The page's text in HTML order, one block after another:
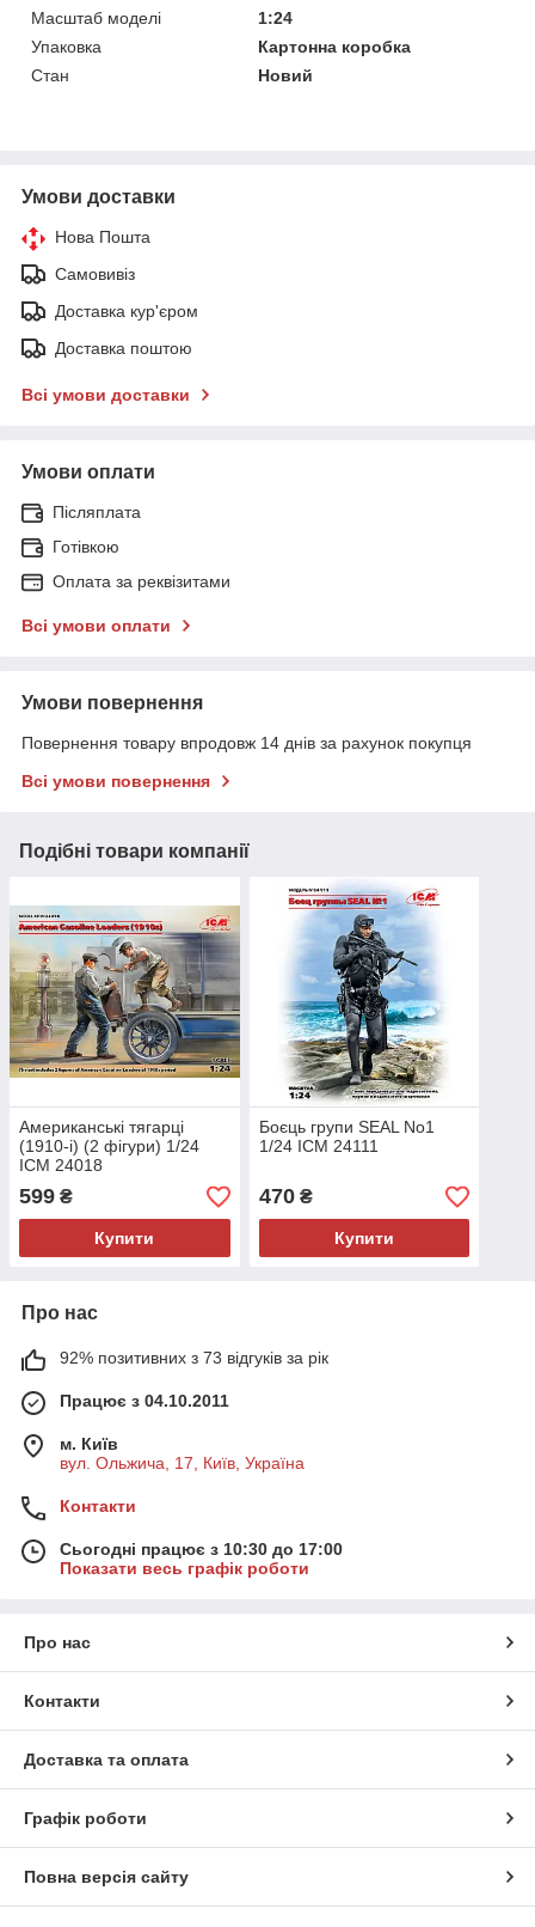
Масштаб моделі
1:24
Упаковка
Картонна коробка
Стан
Новий
Умови доставки
Нова Пошта
Самовивіз
Доставка кур'єром
Доставка поштою
Всі умови доставки
Умови оплати
Післяплата
Готівкою
Оплата за реквізитами
Всі умови оплати
Умови повернення
Повернення товару впродовж 14 днів за рахунок покупця
Всі умови повернення
Подібні товари компанії
Американські тягарці
(1910-і) (2 фігури) 1/24
ICM 24018
599 ₴
Купити
Боєць групи SEAL No1
1/24 ICM 24111
470₴
Купити
Про нас
92% позитивних з 73 відгуків за рік
Працює з 04.10.2011
м. Київ
вул. Ольжича, 17, Київ, Україна
Контакти
Сьогодні працює з 10:30 до 17:00
Показати весь графік роботи
Про нас
Контакти
Доставка та оплата
Графік роботи
Повна версія сайту